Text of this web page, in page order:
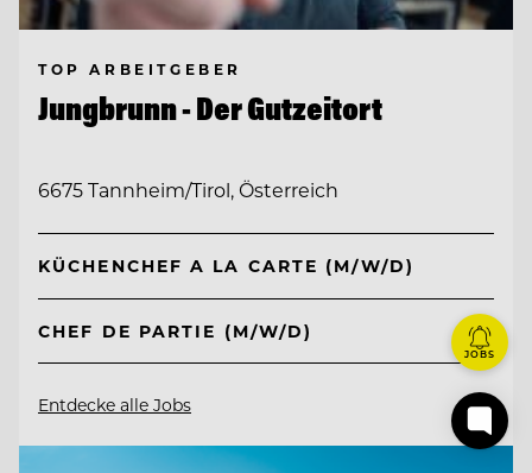
TOP ARBEITGEBER
Jungbrunn - Der Gutzeitort
6675 Tannheim/Tirol, Österreich
KÜCHENCHEF A LA CARTE (M/W/D)
CHEF DE PARTIE (M/W/D)
Entdecke alle Jobs
JOBS